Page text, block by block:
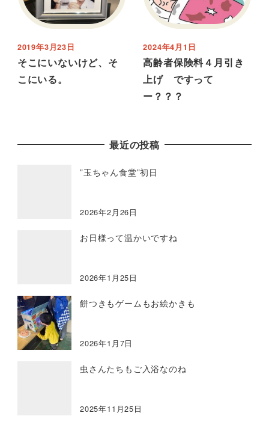
そこにいないけど、そ
こにいる。
2019年3月23日
高齢者保険料４月引き
上げ ですって
ー？？？
2024年4月1日
最近の投稿
”玉ちゃん食堂”初日
2026年2月26日
お日様って温かいですね
2026年1月25日
餅つきもゲームもお絵かきも
2026年1月7日
虫さんたちもご入浴なのね
2025年11月25日